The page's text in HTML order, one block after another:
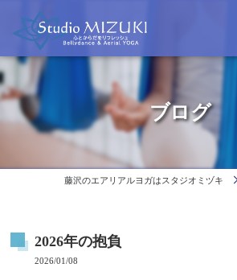
ブログ
藤沢のエアリアルヨガはスタジオミヅキ
2026年の抱負
2026/01/08